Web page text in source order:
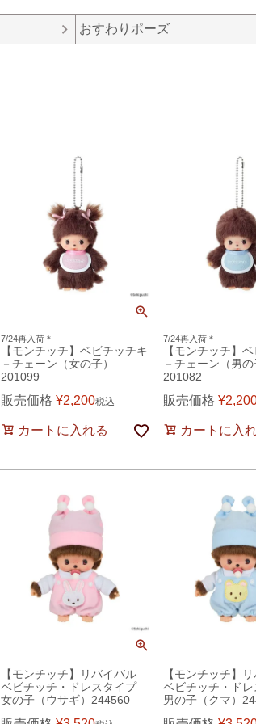
おすわりポーズ
7/24再入荷＊
【モンチッチ】ベビチッチキ
－チェーン（女の子）
201099
販売価格 ¥2,200税込
カートに入れる
7/24再入荷＊
【モンチッチ】
－チェーン（男
201082
販売価格 ¥
カートに入
【モンチッチ】リバイバル
ベビチッチ・ドレスタイプ
女の子（ウサギ）244560
【モンチッチ】
ベビチッチ・ド
男の子（クマ）